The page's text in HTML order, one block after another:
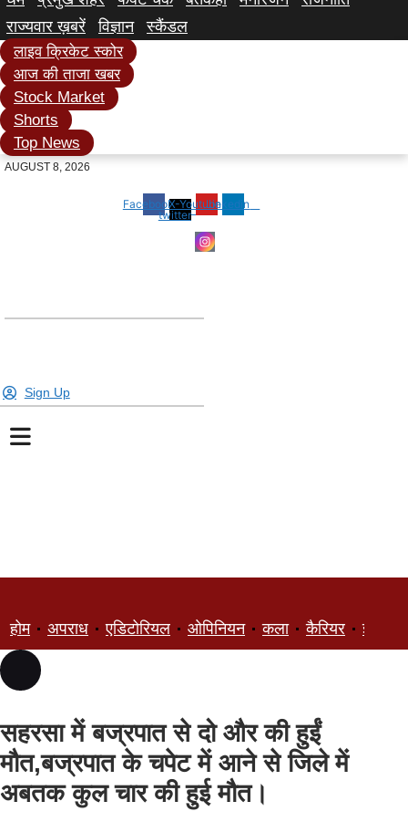
राज्यवार ख़बरें
विज्ञान स्कैंडल
लाइव क्रिकेट स्कोर
आज की ताजा खबर
Stock Market
Shorts
Top News
AUGUST 8, 2026
FacebookX-
twitter
YoutubeLinkedin
Sign Up
होम अपराध एडिटोरियल ओपिनियन कला कैरियर ज्ञान
सहरसा में बज्रपात से दो और की हुईं
मौत,बज्रपात के चपेट में आने से जिले में
अबतक कुल चार की हुई मौत।